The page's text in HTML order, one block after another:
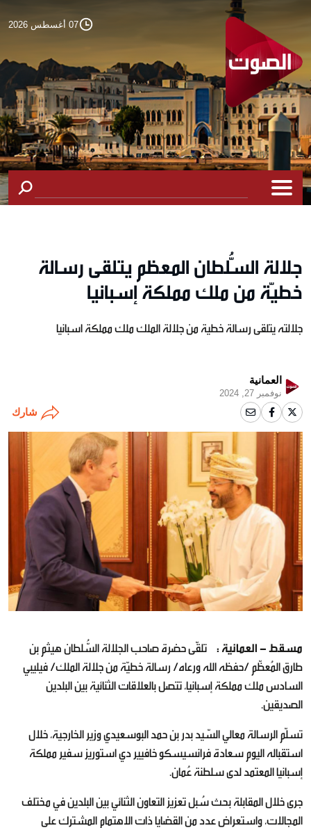
07 أغسطس 2026
جلالة السُّلطان المعظم يتلقى رسالة
خطيّة من ملك مملكة إسبانيا
جلالته يتلقى رسالة خطية من جلالة الملك ملك مملكة اسبانيا
العمانية
نوفمبر 27, 2024
شارك
مسقط - العمانية :
تلقّى حضرة صاحب الجلالة السُّلطان هيثم بن
طارق المُعظّم /حفظه الله ورعاه/ رسالة خطيّة من جلالة الملك/ فيليبي
السادس ملك مملكة إسبانيا، تتصل بالعلاقات الثنائية بين البلدين
الصديقين.
تسلّم الرسالة معالي السّيد بدر بن حمد البوسعيدي وزير الخارجية، خلال
استقباله اليوم سعادة فرانسيسكو خافيير دي استوريز سفير مملكة
إسبانيا المعتمد لدى سلطنة عُمان.
جرى خلال المقابلة بحث سُبل تعزيز التعاون الثنائي بين البلدين في مختلف
المجالات، واستعراض عدد من القضايا ذات الاهتمام المشترك على